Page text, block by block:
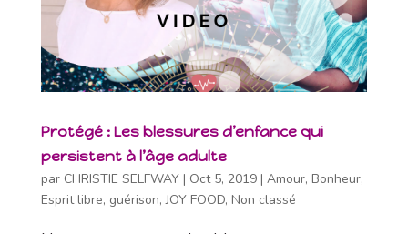
Protégé : Les blessures d’enfance qui
persistent à l’âge adulte
par CHRISTIE SELFWAY| Oct 5, 2019| Amour, Bonheur,
Esprit libre, guérison,JOY FOOD, Non classé